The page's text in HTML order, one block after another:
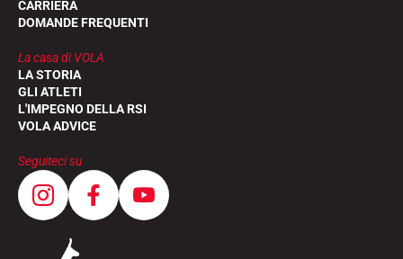
CARRIERA
DOMANDE FREQUENTI
La casa di VOLA
LA STORIA
GLI ATLETI
L'IMPEGNO DELLA RSI
VOLA ADVICE
Seguiteci su